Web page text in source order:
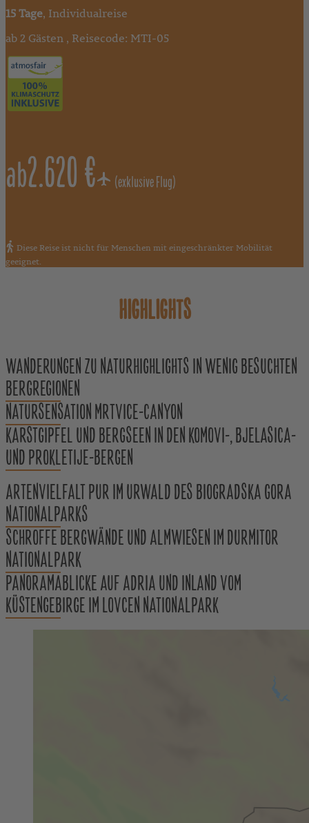
15 Tage, Individualreise
ab 2 Gästen , Reisecode: MTI-05
ab2.620 € (exklusive Flug)
Diese Reise ist nicht für Menschen mit eingeschränkter Mobilität
geeignet.
HIGHLIGHTS
WANDERUNGEN ZU NATURHIGHLIGHTS IN WENIG BESUCHTEN
BERGREGIONEN
NATURSENSATION MRTVICE-CANYON
KARSTGIPFEL UND BERGSEEN IN DEN KOMOVI-, BJELASICA-
UND PROKLETIJE-BERGEN
ARTENVIELFALT PUR IM URWALD DES BIOGRADSKA GORA
NATIONALPARKS
SCHROFFE BERGWÄNDE UND ALMWIESEN IM DURMITOR
NATIONALPARK
PANORAMABLICKE AUF ADRIA UND INLAND VOM
KÜSTENGEBIRGE IM LOVCEN NATIONALPARK